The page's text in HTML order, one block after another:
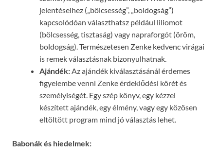
jelentéseihez („bölcsesség”, „boldogság”)
kapcsolódóan választhatsz például liliomot
(bölcsesség, tisztaság) vagy napraforgót (öröm,
boldogság). Természetesen Zenke kedvenc virágai
is remek választásnak bizonyulhatnak.
Ajándék:Az ajándék kiválasztásánál érdemes
figyelembe venni Zenke érdeklődési körét és
személyiségét. Egy szép könyv, egy kézzel
készített ajándék, egy élmény, vagy egy közösen
eltöltött program mind jó választás lehet.
Babonák és hiedelmek: